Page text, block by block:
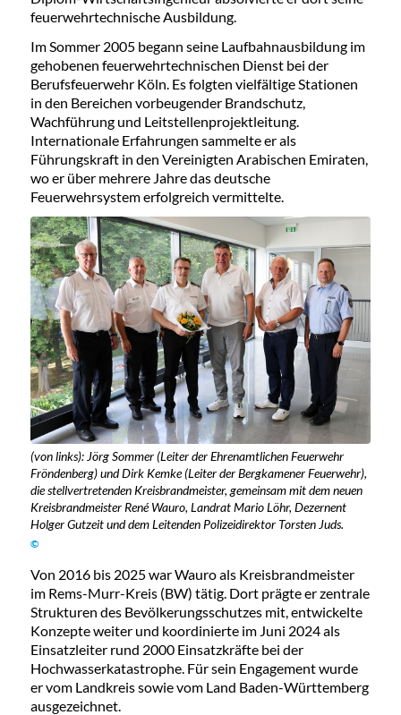
feuerwehrtechnische Ausbildung.
Im Sommer 2005 begann seine Laufbahnausbildung im
gehobenen feuerwehrtechnischen Dienst bei der
Berufsfeuerwehr Köln. Es folgten vielfältige Stationen
in den Bereichen vorbeugender Brandschutz,
Wachführung und Leitstellenprojektleitung.
Internationale Erfahrungen sammelte er als
Führungskraft in den Vereinigten Arabischen Emiraten,
wo er über mehrere Jahre das deutsche
Feuerwehrsystem erfolgreich vermittelte.
(von links): Jörg Sommer (Leiter der Ehrenamtlichen Feuerwehr
Fröndenberg) und Dirk Kemke (Leiter der Bergkamener Feuerwehr),
die stellvertretenden Kreisbrandmeister, gemeinsam mit dem neuen
Kreisbrandmeister René Wauro, Landrat Mario Löhr, Dezernent
Holger Gutzeit und dem Leitenden Polizeidirektor Torsten Juds.
©
Von 2016 bis 2025 war Wauro als Kreisbrandmeister
im Rems-Murr-Kreis (BW) tätig. Dort prägte er zentrale
Strukturen des Bevölkerungsschutzes mit, entwickelte
Konzepte weiter und koordinierte im Juni 2024 als
Einsatzleiter rund 2000 Einsatzkräfte bei der
Hochwasserkatastrophe. Für sein Engagement wurde
er vom Landkreis sowie vom Land Baden-Württemberg
ausgezeichnet.